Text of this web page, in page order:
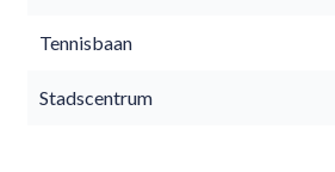
Tennisbaan
Stadscentrum